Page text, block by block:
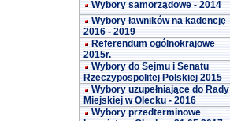
Wybory samorządowe - 2014
Wybory ławników na kadencję
2016 - 2019
Referendum ogólnokrajowe
2015r.
Wybory do Sejmu i Senatu
Rzeczypospolitej Polskiej 2015
Wybory uzupełniające do Rady
Miejskiej w Olecku - 2016
Wybory przedterminowe